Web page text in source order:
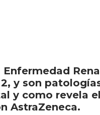
y son
y como revela
AstraZeneca.